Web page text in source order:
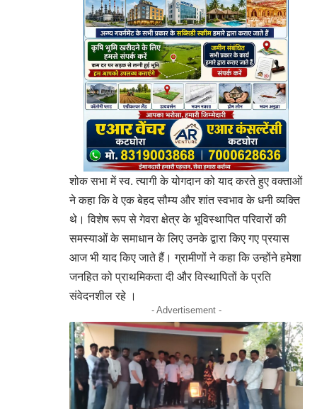
शोक सभा में स्व. त्यागी के योगदान को याद करते हुए वक्ताओं
ने कहा कि वे एक बेहद सौम्य और शांत स्वभाव के धनी व्यक्ति
थे। विशेष रूप से गेवरा क्षेत्र के भूविस्थापित परिवारों की
समस्याओं के समाधान के लिए उनके द्वारा किए गए प्रयास
आज भी याद किए जाते हैं। ग्रामीणों ने कहा कि उन्होंने हमेशा
जनहित को प्राथमिकता दी और विस्थापितों के प्रति
संवेदनशील रहे ।
- Advertisement -